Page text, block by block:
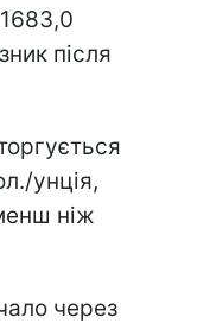
після
унція,
ніж
через